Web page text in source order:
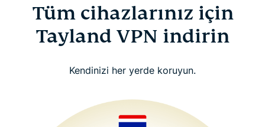
Tüm cihazlarınız için
Tayland VPN indirin
Kendinizi her yerde koruyun.